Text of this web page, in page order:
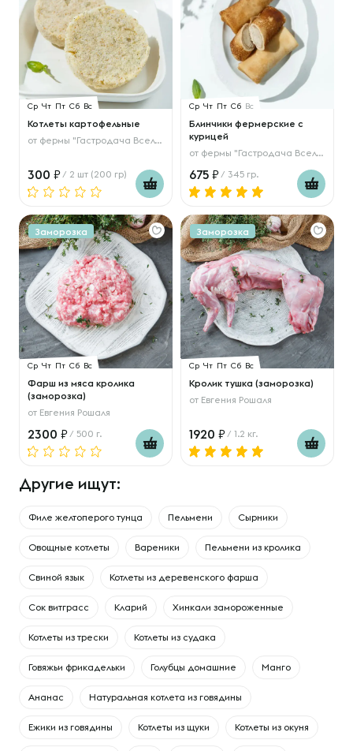
Ср Чт Пт Сб Вс
Котлеты картофельные
от фермы "Гастродача Вселуг"
300 / 2 шт (200 гр)
Ср Чт Пт Сб Вс
Блинчики фермерские с
курицей
от фермы "Гастродача Вселуг"
675 / 345 гр.
Заморозка
Ср Чт Пт Сб Вс
Фарш из мяса кролика
(заморозка)
от Евгения Рошаля
2300 / 500 г.
Заморозка
Ср Чт Пт Сб Вс
Кролик тушка (заморозка)
от Евгения Рошаля
1920 / 1.2 кг.
Другие ищут:
Филе желтоперого тунца Пельмени Сырники
Овощные котлеты Вареники Пельмени из кролика
Свиной язык Котлеты из деревенского фарша
Сок витграсс Кларий Хинкали замороженные
Котлеты из трески Котлеты из судака
Говяжьи фрикадельки Голубцы домашние Манго
Ананас Натуральная котлета из говядины
Ежики из говядины Котлеты из щуки Котлеты из окуня